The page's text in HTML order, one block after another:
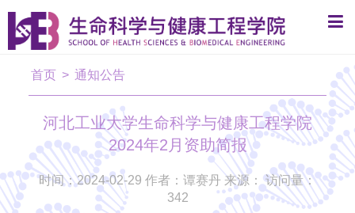
首页 > 通知公告
河北工业大学生命科学与健康工程学院
2024年2月资助简报
时间：2024-02-29 作者：谭赛丹 来源： 访问量：
342